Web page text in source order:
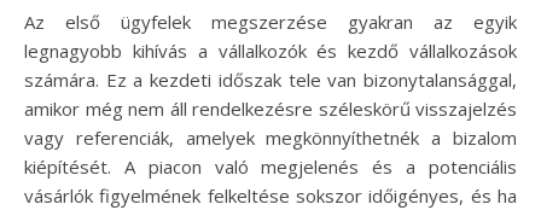
Az első ügyfelek megszerzése gyakran az egyik
legnagyobb kihívás a vállalkozók és kezdő vállalkozások
számára. Ez a kezdeti időszak tele van bizonytalansággal,
amikor még nem áll rendelkezésre széleskörű visszajelzés
vagy referenciák, amelyek megkönnyíthetnék a bizalom
kiépítését. A piacon való megjelenés és a potenciális
vásárlók figyelmének felkeltése sokszor időigényes, és ha